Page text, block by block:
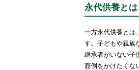
永代供養と
一方永代供養とは
す。子どもや親族
継承者がいない子
面倒をかけたくな